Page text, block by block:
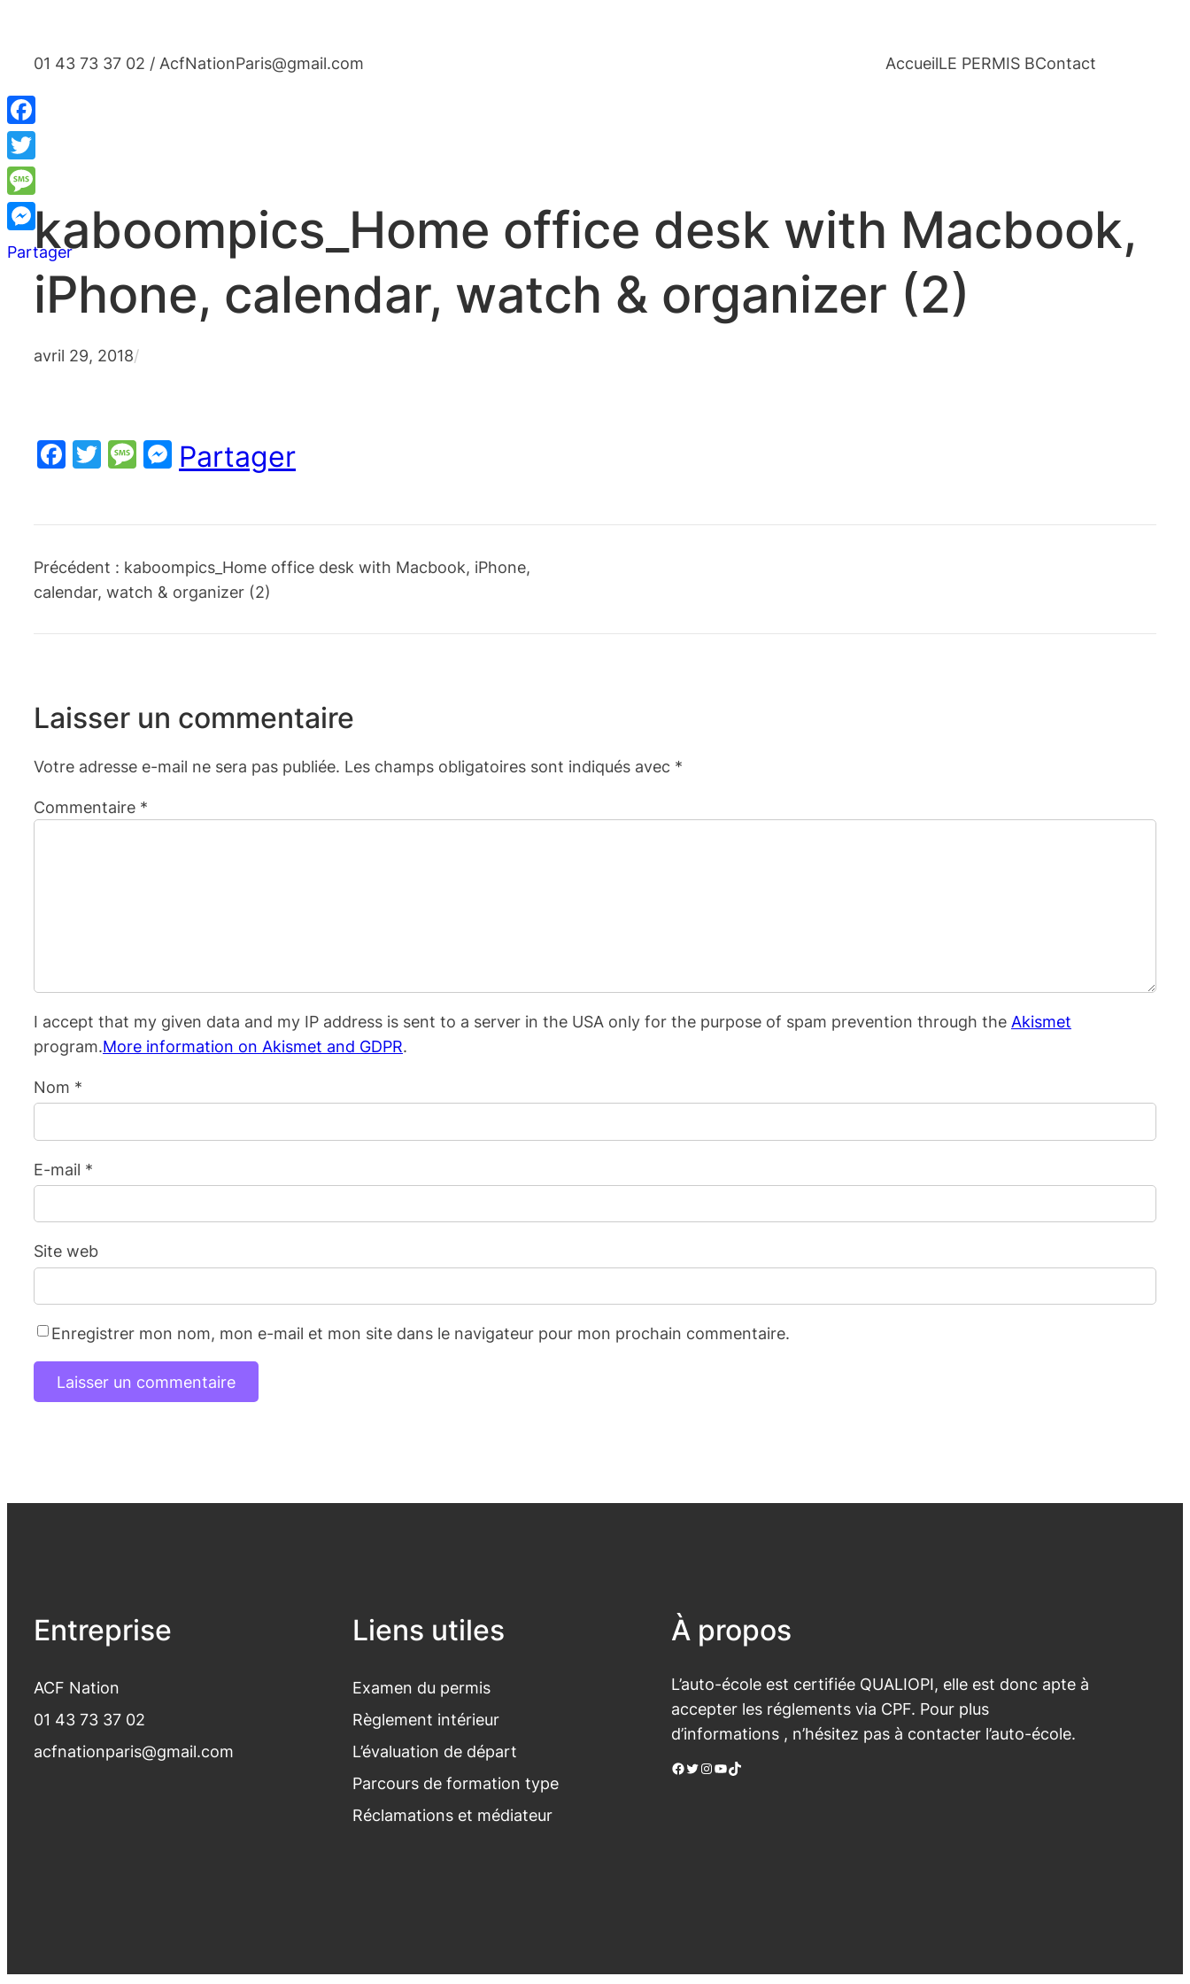
contenu
01 43 73 37 02 / AcfNationParis@gmail.com AccueilLE PERMIS BContact
kaboompics_Home office desk with Macbook,
iPhone, calendar, watch & organizer (2)
avril 29, 2018/
Facebook
Twitter
Message
Messenger
Partager
Précédent : kaboompics_Home office desk with Macbook, iPhone,
calendar, watch & organizer (2)
Laisser un commentaire
Votre adresse e-mail ne sera pas publiée. Les champs obligatoires sont indiqués avec *
Commentaire *
I accept that my given data and my IP address is sent to a server in the USA only for the purpose of spam prevention through the Akismet
program.More information on Akismet and GDPR.
Nom *
E-mail *
Site web
Enregistrer mon nom, mon e-mail et mon site dans le navigateur pour mon prochain commentaire.
Entreprise
ACF Nation
01 43 73 37 02
acfnationparis@gmail.com
Liens utiles
Examen du permis
Règlement intérieur
L’évaluation de départ
Parcours de formation type
Réclamations et médiateur
À propos
L’auto-école est certifiée QUALIOPI, elle est donc apte à
accepter les réglements via CPF. Pour plus
d’informations , n’hésitez pas à contacter l’auto-école.
Facebook Twitter Instagram YouTube TikTok
Facebook
Twitter
Message
Messenger
Partager